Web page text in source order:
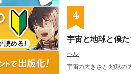
4
宇宙と地球と僕た
ベル